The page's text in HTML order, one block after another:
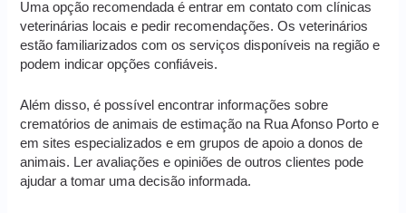
Uma opção recomendada é entrar em contato com clínicas
veterinárias locais e pedir recomendações. Os veterinários
estão familiarizados com os serviços disponíveis na região e
podem indicar opções confiáveis.
Além disso, é possível encontrar informações sobre
crematórios de animais de estimação na Rua Afonso Porto e
em sites especializados e em grupos de apoio a donos de
animais. Ler avaliações e opiniões de outros clientes pode
ajudar a tomar uma decisão informada.